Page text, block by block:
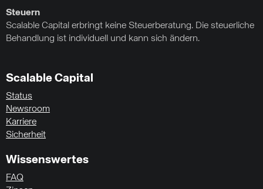
Steuern
Scalable Capital erbringt keine Steuerberatung. Die steuerliche
Behandlung ist individuell und kann sich ändern.
Scalable Capital
Status
Newsroom
Karriere
Sicherheit
Wissenswertes
FAQ